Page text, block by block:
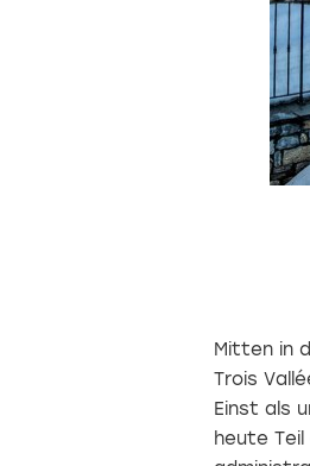
Mitten in
Trois
Einst als
heute